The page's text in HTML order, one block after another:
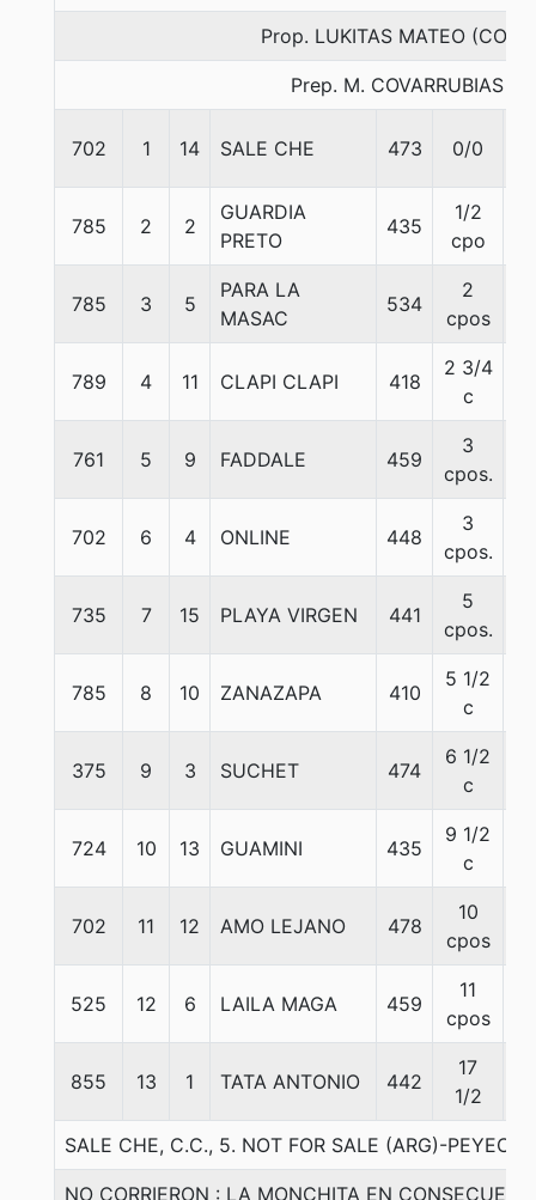
Prop. LUKITAS MATEO
Prep. M. COVARRUBIAS E.
702 1 14 SALE CHE 473 0/0
785 2 2
GUARDIA
PRETO
435
1/2
cpo
785 3 5
PARA LA
MASAC
534
2
cpos
789 4 11 CLAPI CLAPI 418
2 3/4
c
761 5 9 FADDALE 459
3
cpos.
702 6 4 ONLINE 448
3
cpos.
735 7 15 PLAYA VIRGEN 441
5
cpos.
785 8 10 ZANAZAPA 410
5 1/2
c
375 9 3 SUCHET 474
6 1/2
c
724 10 13 GUAMINI 435
9 1/2
c
702 11 12 AMO LEJANO 478
10
cpos
525 12 6 LAILA MAGA 459
11
cpos
855 13 1 TATA ANTONIO 442
17
1/2
SALE CHE, C.C., 5. NOT FOR SALE (ARG)-
NO CORRIERON : LA MONCHITA EN